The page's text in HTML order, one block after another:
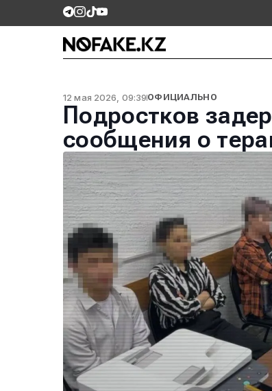
12 мая 2026, 09:39ОФИЦИАЛЬНО
Подростков
сообщения о